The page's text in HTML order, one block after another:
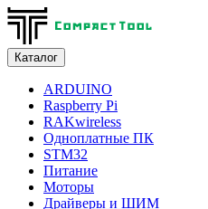
Каталог
ARDUINO
Raspberry Pi
RAKwireless
Одноплатные ПК
STM32
Питание
Моторы
Драйверы и ШИМ